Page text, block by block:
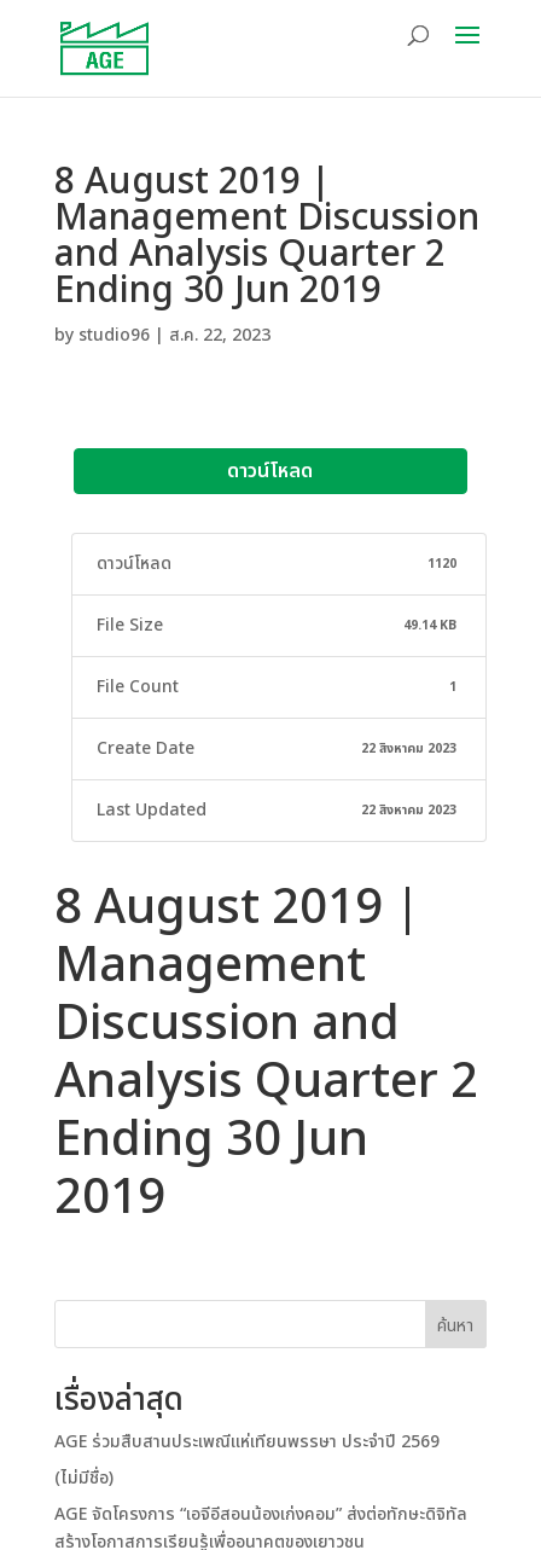
8 August 2019 |
Management Discussion
and Analysis Quarter 2
Ending 30 Jun 2019
by studio96| ส.ค. 22, 2023
ดาวน์โหลด
ดาวน์โหลด 1120
File Size 49.14 KB
File Count 1
Create Date 22 สิงหาคม 2023
Last Updated 22 สิงหาคม 2023
8 August 2019 |
Management
Discussion and
Analysis Quarter 2
Ending 30 Jun
2019
ค้นหา
เรื่องล่าสุด
AGE ร่วมสืบสานประเพณีแห่เทียนพรรษา ประจำปี 2569
(ไม่มีชื่อ)
AGE จัดโครงการ “เอจีอีสอนน้องเก่งคอม” ส่งต่อทักษะดิจิทัล
สร้างโอกาสการเรียนรู้เพื่ออนาคตของเยาวชน